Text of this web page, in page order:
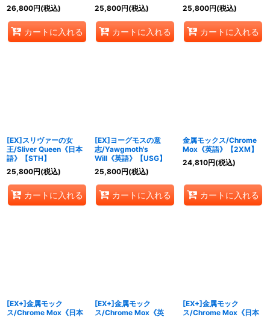
26,800円(税込)
カートに入れる
25,800円(税込)
カートに入れる
25,800円(税込)
カートに入れる
[EX]スリヴァーの女
王/Sliver Queen《日本
語》【STH】
25,800円(税込)
カートに入れる
[EX]ヨーグモスの意
志/Yawgmoth's
Will《英語》【USG】
25,800円(税込)
カートに入れる
金属モックス/Chrome
Mox《英語》【2XM】
24,810円(税込)
カートに入れる
[EX+]金属モック
ス/Chrome Mox《日本
[EX+]金属モック
ス/Chrome Mox《英
[EX+]金属モック
ス/Chrome Mox《日本